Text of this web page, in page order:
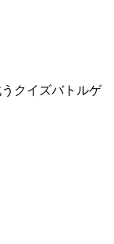
クイズバトルゲ